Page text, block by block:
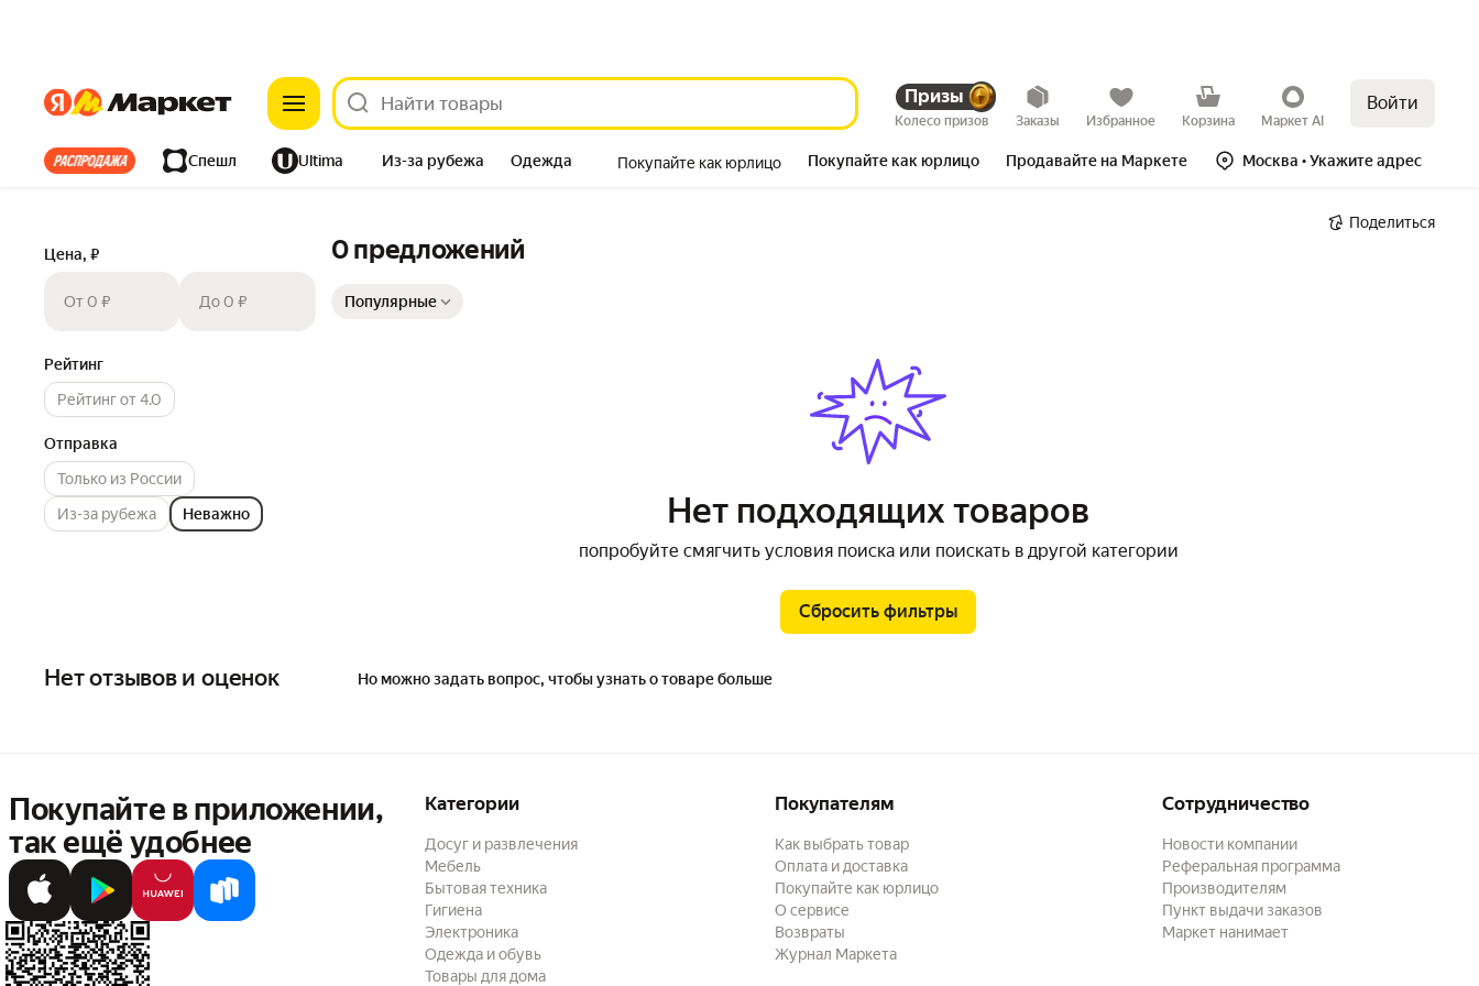
ЯндексЯндекс Призы
Колесо призов Заказы Избранное Корзина Маркет AI
Войти
Все хиты Спешл Ultima Из-за рубежа Одежда Покупайте как юрлицо Покупайте как юрлицо Продавайте на Маркете Москва • Укажите адрес
Поделиться
Цена, ₽
От 0 ₽ До 0 ₽
Рейтинг
Рейтинг от 4.0
Отправка
Только из России
Из-за рубежа
Неважно
0 предложений
Популярные
Нет подходящих товаров
попробуйте смягчить условия поиска или поискать в другой категории
Сбросить фильтры
Нет отзывов и оценок Но можно задать вопрос, чтобы узнать о товаре больше
Покупайте в приложении,
так ещё удобнее
Категории
Досуг и развлечения
Мебель
Бытовая техника
Гигиена
Электроника
Одежда и обувь
Товары для дома
Покупателям
Как выбрать товар
Оплата и доставка
Покупайте как юрлицо
О сервисе
Возвраты
Журнал Маркета
Сотрудничество
Новости компании
Реферальная программа
Производителям
Пункт выдачи заказов
Маркет нанимает